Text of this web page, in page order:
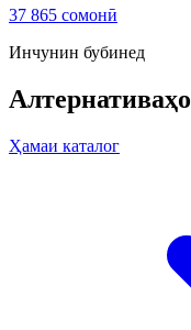
37 865 сомонӣ
Инчунин бубинед
Ҳамаи каталог